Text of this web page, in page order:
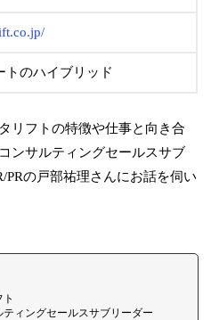
トのハイブリッド
リフトの特徴や仕事と向き合
ンサルティングセールスサブ
PRの戸部祐理さんにお話を伺い
ィングセールスサブリーダー